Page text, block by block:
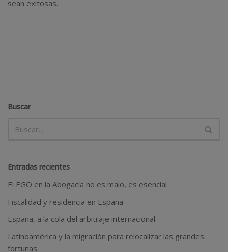
sean exitosas.
Buscar
Entradas recientes
El EGO en la Abogacía no es malo, es esencial
Fiscalidad y residencia en España
España, a la cola del arbitraje internacional
Latinoamérica y la migración para relocalizar las grandes
fortunas